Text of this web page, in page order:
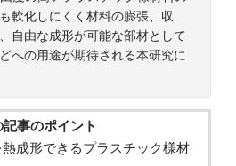
軟化しにくく材料の膨張、収
自由な成形が可能な部材として
への用途が期待される本研究に
記事のポイント
成形できるプラスチック様材